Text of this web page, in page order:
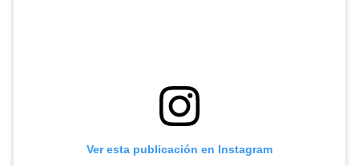
Ver esta publicación en Instagram